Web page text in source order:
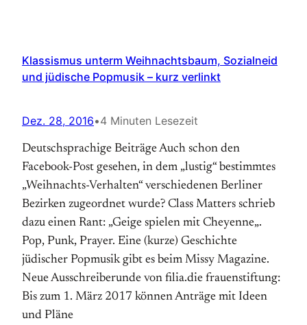
Klassismus unterm Weihnachtsbaum, Sozialneid
und jüdische Popmusik – kurz verlinkt
Dez. 28, 2016•4 Minuten Lesezeit
Deutschsprachige Beiträge Auch schon den
Facebook-Post gesehen, in dem „lustig“ bestimmtes
„Weihnachts-Verhalten“ verschiedenen Berliner
Bezirken zugeordnet wurde? Class Matters schrieb
dazu einen Rant: „Geige spielen mit Cheyenne„.
Pop, Punk, Prayer. Eine (kurze) Geschichte
jüdischer Popmusik gibt es beim Missy Magazine.
Neue Ausschreiberunde von filia.die frauenstiftung:
Bis zum 1. März 2017 können Anträge mit Ideen
und Pläne